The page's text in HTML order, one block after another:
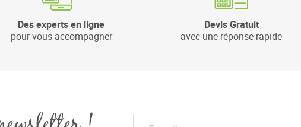
Des experts en ligne
pour vous accompagner
Devis Gratuit
avec une réponse rapide